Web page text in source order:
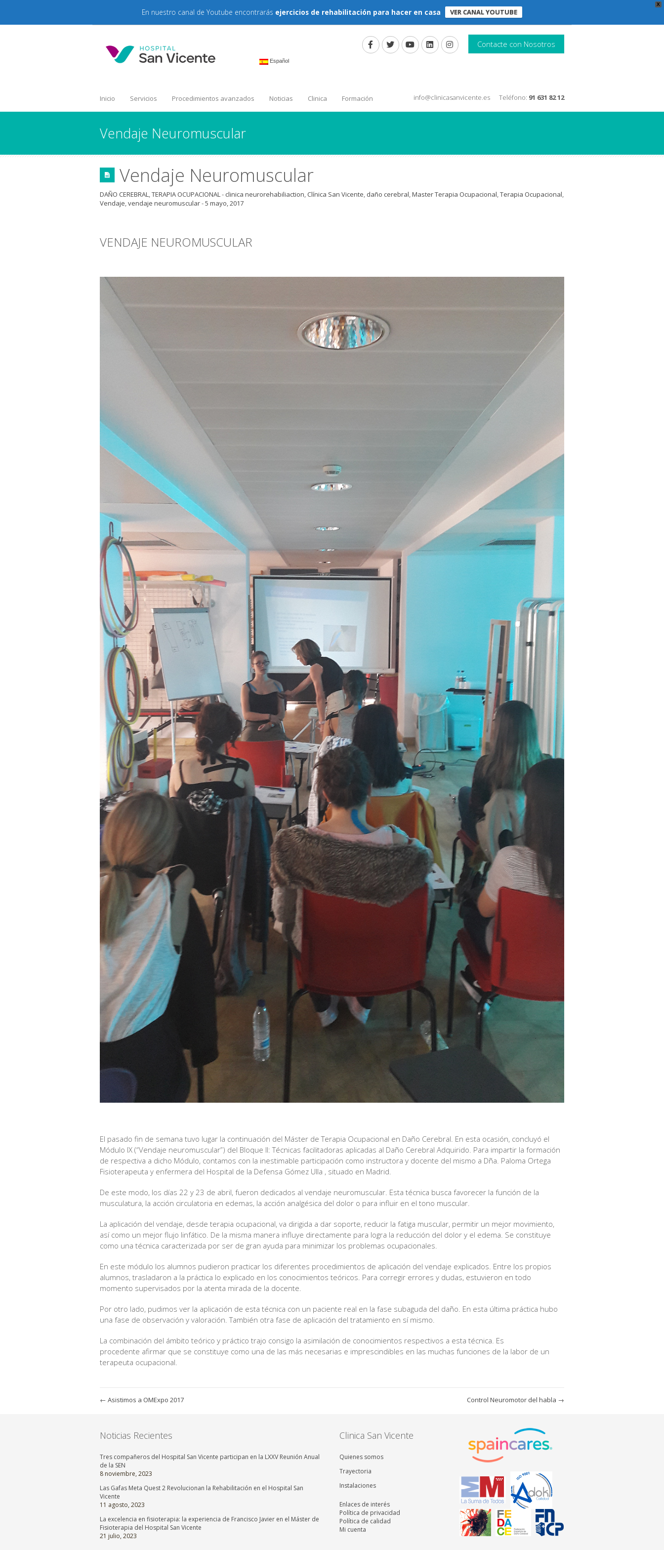
X
En nuestro canal de Youtube encontrarás ejercicios de rehabilitación para hacer en casa VER CANAL YOUTUBE
Contacte con Nosotros
Español
Inicio Servicios Procedimientos avanzados Noticias Clinica Formación info@clinicasanvicente.es Teléfono: 91 631 82 12
Vendaje Neuromuscular
Vendaje Neuromuscular
DAÑO CEREBRAL,TERAPIA OCUPACIONAL- clinica neurorehabiliaction, Clínica San Vicente, daño cerebral,Master Terapia Ocupacional,Terapia Ocupacional,
Vendaje,vendaje neuromuscular-5 mayo, 2017
VENDAJE NEUROMUSCULAR
El pasado fin de semana tuvo lugar la continuación del Máster de Terapia Ocupacional en Daño Cerebral. En esta ocasión, concluyó el
Módulo IX (“Vendaje neuromuscular”) del Bloque II: Técnicas facilitadoras aplicadas al Daño Cerebral Adquirido. Para impartir la formación
de respectiva a dicho Módulo, contamos con la inestimable participación como instructora y docente del mismo a Dña. Paloma Ortega
Fisioterapeuta y enfermera del Hospital de la Defensa Gómez Ulla , situado en Madrid.
De este modo, los días 22 y 23 de abril, fueron dedicados al vendaje neuromuscular. Esta técnica busca favorecer la función de la
musculatura, la acción circulatoria en edemas, la acción analgésica del dolor o para influir en el tono muscular.
La aplicación del vendaje, desde terapia ocupacional, va dirigida a dar soporte, reducir la fatiga muscular, permitir un mejor movimiento,
así como un mejor flujo linfático. De la misma manera influye directamente para logra la reducción del dolor y el edema. Se constituye
como una técnica caracterizada por ser de gran ayuda para minimizar los problemas ocupacionales.
En este módulo los alumnos pudieron practicar los diferentes procedimientos de aplicación del vendaje explicados. Entre los propios
alumnos, trasladaron a la práctica lo explicado en los conocimientos teóricos. Para corregir errores y dudas, estuvieron en todo
momento supervisados por la atenta mirada de la docente.
Por otro lado, pudimos ver la aplicación de esta técnica con un paciente real en la fase subaguda del daño. En esta última práctica hubo
una fase de observación y valoración. También otra fase de aplicación del tratamiento en sí mismo.
La combinación del ámbito teórico y práctico trajo consigo la asimilación de conocimientos respectivos a esta técnica. Es
procedente afirmar que se constituye como una de las más necesarias e imprescindibles en las muchas funciones de la labor de un
terapeuta ocupacional.
← Asistimos a OMExpo 2017 Control Neuromotor del habla →
Noticias Recientes
Tres compañeros del Hospital San Vicente participan en la LXXV Reunión Anual
de la SEN
8 noviembre, 2023
Las Gafas Meta Quest 2 Revolucionan la Rehabilitación en el Hospital San
Vicente
11 agosto, 2023
La excelencia en fisioterapia: la experiencia de Francisco Javier en el Máster de
Fisioterapia del Hospital San Vicente
21 julio, 2023
Clinica San Vicente
Quienes somos
Trayectoria
Instalaciones
Enlaces de interés
Política de privacidad
Política de calidad
Mi cuenta